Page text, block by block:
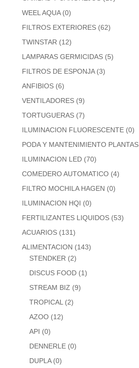
WEEL AQUA (0)
FILTROS EXTERIORES (62)
TWINSTAR (12)
LAMPARAS GERMICIDAS (5)
FILTROS DE ESPONJA (3)
ANFIBIOS (6)
VENTILADORES (9)
TORTUGUERAS (7)
ILUMINACION FLUORESCENTE (0)
PODA Y MANTENIMIENTO PLANTAS
ILUMINACION LED (70)
COMEDERO AUTOMATICO (4)
FILTRO MOCHILA HAGEN (0)
ILUMINACION HQI (0)
FERTILIZANTES LIQUIDOS (53)
ACUARIOS (131)
ALIMENTACION (143)
STENDKER (2)
DISCUS FOOD (1)
STREAM BIZ (9)
TROPICAL (2)
AZOO (12)
API (0)
DENNERLE (0)
DUPLA (0)